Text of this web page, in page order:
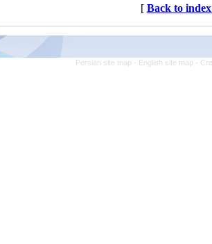
[ Back to index
Persian site map - English site map -